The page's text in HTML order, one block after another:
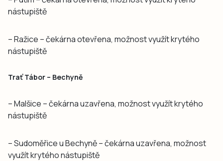
nástupiště
– Ražice – čekárna otevřena, možnost využít krytého
nástupiště
Trať Tábor – Bechyně
– Malšice – čekárna uzavřena, možnost využít krytého
nástupiště
– Sudoměřice u Bechyně – čekárna uzavřena, možnost
využít krytého nástupiště